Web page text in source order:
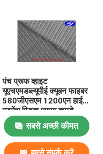
पंच प्रूफ व्हाइट
यूएचएमडब्ल्यूपीई क्यूबन फाइबर
580जीएसएम 1200एन हाई
स्ट्रेंथ स्टिक प्रूफ कपड़े
सबसे अच्छी कीमत